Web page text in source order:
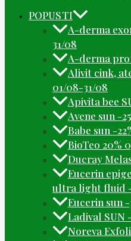
POPUSTI
A-derma
31/08
A-derma
Alivit cink,
01/08-31/08
Apivita bee
Avene sun -
Babe sun -
BioTeo 20%
Ducray
Eucerin
ultra light fluid
Eucerin sun
Ladival SUN
Noreva